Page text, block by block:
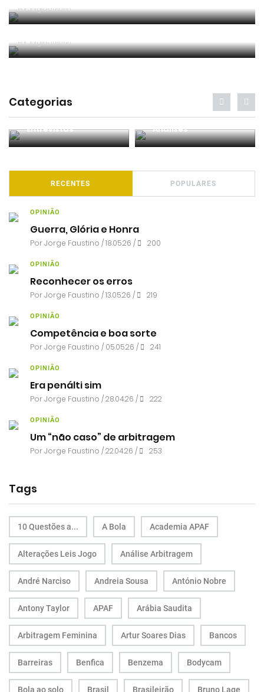
PorJorge Faustino
PorJorge Faustino
Categorias
Entrevistas Análises
RECENTES POPULARES
OPINIÃO
Guerra, Glória e Honra
PorJorge Faustino / 18.05.26 / 200
OPINIÃO
Reconhecer os erros
PorJorge Faustino / 13.05.26 / 219
OPINIÃO
Competência e boa sorte
PorJorge Faustino / 05.05.26 / 241
OPINIÃO
Era penálti sim
PorJorge Faustino / 28.04.26 / 222
OPINIÃO
Um “não caso” de arbitragem
PorJorge Faustino / 22.04.26 / 253
Tags
10 Questões a... A Bola Academia APAF
Alterações Leis Jogo Análise Arbitragem
André Narciso Andreia Sousa António Nobre
Antony Taylor APAF Arábia Saudita
Arbitragem Feminina Artur Soares Dias Bancos
Barreiras Benfica Benzema Bodycam
Bola ao solo Brasil Brasileirão Bruno Lage